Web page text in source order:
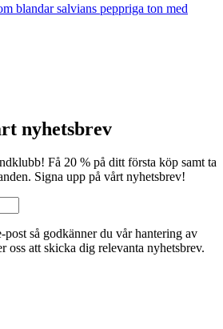
blandar salvians peppriga ton med
nyhetsbrev
Få 20 % på ditt första köp samt ta
Signa upp på vårt nyhetsbrev!
post så godkänner du vår hantering av
oss att skicka dig relevanta nyhetsbrev.